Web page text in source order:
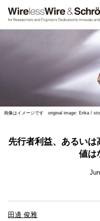
画像はイメージです original image: Erika /
先行者利益、あるい
値は
田邊 俊雅